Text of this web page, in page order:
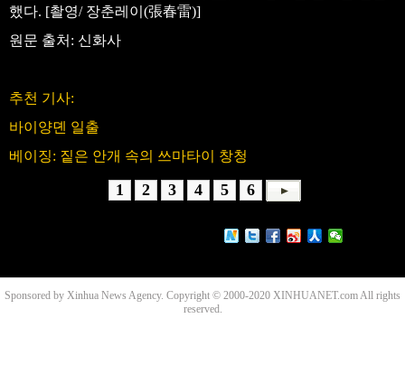
했다. [촬영/ 장춘레이(張春雷)]
원문 출처: 신화사
추천 기사:
바이양뎬 일출
베이징: 짙은 안개 속의 쓰마타이 창청
1 2 3 4 5 6